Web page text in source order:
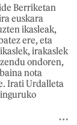
Berriketan
euskara
ikasleak,
ere, eta
irakaslek
ondoren,
nota
Irati Urdalleta